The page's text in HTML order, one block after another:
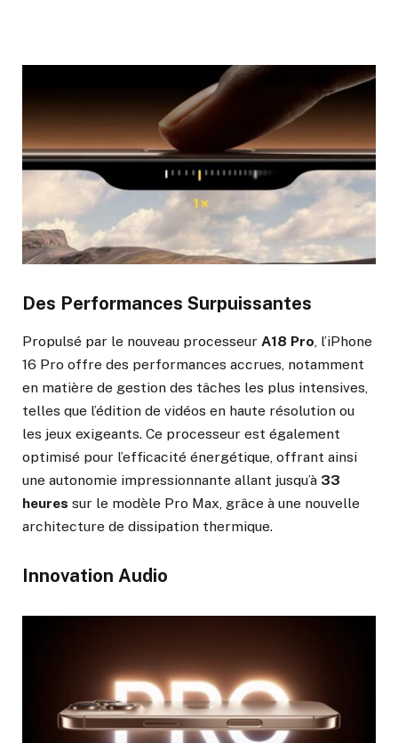
Des Performances Surpuissantes
Propulsé par le nouveau processeur A18 Pro, l’iPhone
16 Pro offre des performances accrues, notamment
en matière de gestion des tâches les plus intensives,
telles que l’édition de vidéos en haute résolution ou
les jeux exigeants. Ce processeur est également
optimisé pour l’efficacité énergétique, offrant ainsi
une autonomie impressionnante allant jusqu’à 33
heures sur le modèle Pro Max, grâce à une nouvelle
architecture de dissipation thermique.
Innovation Audio